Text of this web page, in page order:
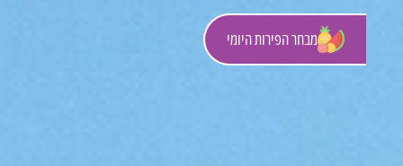
מבחר הפירות היומי